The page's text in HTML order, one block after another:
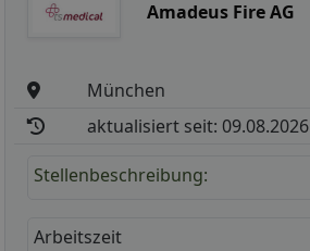
Amadeus Fire AG
München
aktualisiert seit: 09.08.2026
Stellenbeschreibung:
Arbeitszeit